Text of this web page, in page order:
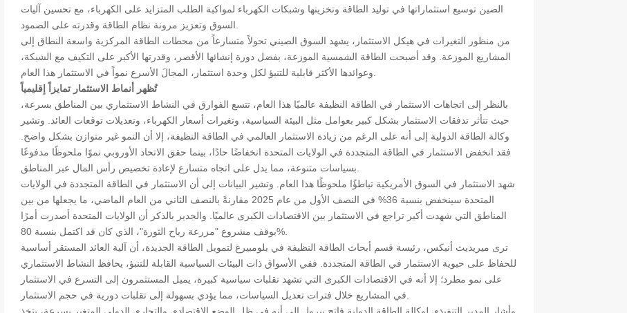
الصين توسيع استثماراتها في توليد الطاقة وتخزينها وشبكات الكهرباء لمواكبة الطلب المتزايد على الكهرباء، مع تحسين آليات
السوق وتعزيز مرونة نظام الطاقة وقدرته على الصمود.
من منظور التغيرات في هيكل الاستثمار، يشهد السوق الصيني تحولاً متسارعاً من محطات الطاقة المركزية واسعة النطاق إلى
المشاريع الموزعة. وقد أصبحت الطاقة الشمسية الموزعة، بفضل دورة إنشائها الأقصر، وقدرتها الأكبر على التكيف مع الشبكة،
وعوائدها الأكثر قابلية للتنبؤ لكل وحدة استثمار، المجالَ الأسرع نمواً في الاستثمار هذا العام.
تُظهر أنماط الاستثمار تمايزاً إقليمياً
بالنظر إلى اتجاهات الاستثمار في الطاقة النظيفة عالميًا هذا العام، تتسع الفوارق في النشاط الاستثماري بين المناطق بسرعة،
حيث تتأثر تدفقات الاستثمار بشكل كبير بعوامل مثل البيئة السياسية، وتغيرات أسعار الكهرباء، وتعديلات توقعات العائد. وتشير
وكالة الطاقة الدولية إلى أنه على الرغم من زيادة الاستثمار العالمي في الطاقة النظيفة، إلا أن النمو غير متوازن بشكل واضح.
فقد انخفض الاستثمار في الطاقة المتجددة في الولايات المتحدة انخفاضًا حادًا، بينما حقق الاتحاد الأوروبي نموًا ملحوظًا مدفوعًا
بسياسات متنوعة، مما يدل على اتجاه متسارع لإعادة تخصيص رأس المال عبر المناطق.
شهد الاستثمار في السوق الأمريكية تباطؤًا ملحوظًا هذا العام. وتشير البيانات إلى أن الاستثمار في الطاقة المتجددة في الولايات
المتحدة سينخفض ​​بنسبة 36% في النصف الأول من عام 2025 مقارنةً بالنصف الثاني من العام الماضي، ما يجعلها من بين
المناطق التي شهدت أكبر تراجع في الاستثمار بين الاقتصادات الكبرى عالميًا. والجدير بالذكر أن الولايات المتحدة أصدرت أمرًا
بوقف مشروع "مزرعة رياح الثورة"، الذي كان قد اكتمل بنسبة 80%.
ترى ميريديث أنيكس، رئيسة قسم أبحاث الطاقة النظيفة في بلومبيرغ لتمويل الطاقة الجديدة، أن آلية العائد المستقر أساسية
للحفاظ على حيوية الاستثمار في الطاقة المتجددة. ففي الأسواق ذات البيئات السياسية القابلة للتنبؤ، يحافظ النشاط الاستثماري
على نمو مطرد؛ إلا أنه في الاقتصادات الكبرى التي تشهد تقلبات سياسية كبيرة، يميل المستثمرون إلى التسرع في الاستثمار
في المشاريع خلال فترات تعديل السياسات، مما يؤدي بسهولة إلى تقلبات دورية في حجم الاستثمار.